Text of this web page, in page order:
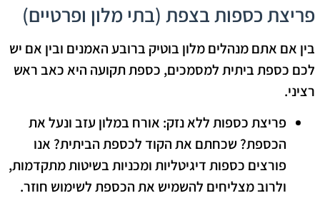
פריצת כספות בצפת (בתי מלון ופרטיים)
בין אם אתם מנהלים מלון בוטיק ברובע האמנים ובין אם יש
לכם כספת ביתית למסמכים, כספת תקועה היא כאב ראש
רציני.
פריצת כספות ללא נזק: אורח במלון עזב ונעל את
הכספת? שכחתם את הקוד לכספת הביתית? אנו
פורצים כספות דיגיטליות ומכניות בשיטות מתקדמות,
ולרוב מצליחים להשמיש את הכספת לשימוש חוזר.